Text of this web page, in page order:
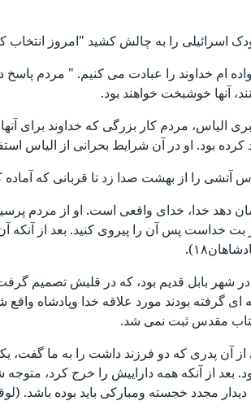
اسرائیلی را به چالش کشید "امروز انتخاب
ام خداوند را عبادت می کنیم. " مردم پاسخ
آنها خوشبخت خواهند بود.
الیاس، مردم کار بزرگی که خداوند برای
کرده بود. او در آن شرایط بحرانی از الیاس
آتشی را از بهشت صدا زد تا قربانی که آماده
دهد خدا، خدای واقعی است. او از مردم
بت خداست پس آن را پیروی کنید. بعد از آنکه
ای گرفته بودند مورد علاقه خدا وپادشاه
مقدس ثبت نمی شد.
آن پدری که دو فرزند داشت را به ما گفت،
بعد از آنکه همه داراییش را خرج کرد،
مجدد خجسته ومبارکی باید بوده باشد. (لوقا۱۵: ۱۱-